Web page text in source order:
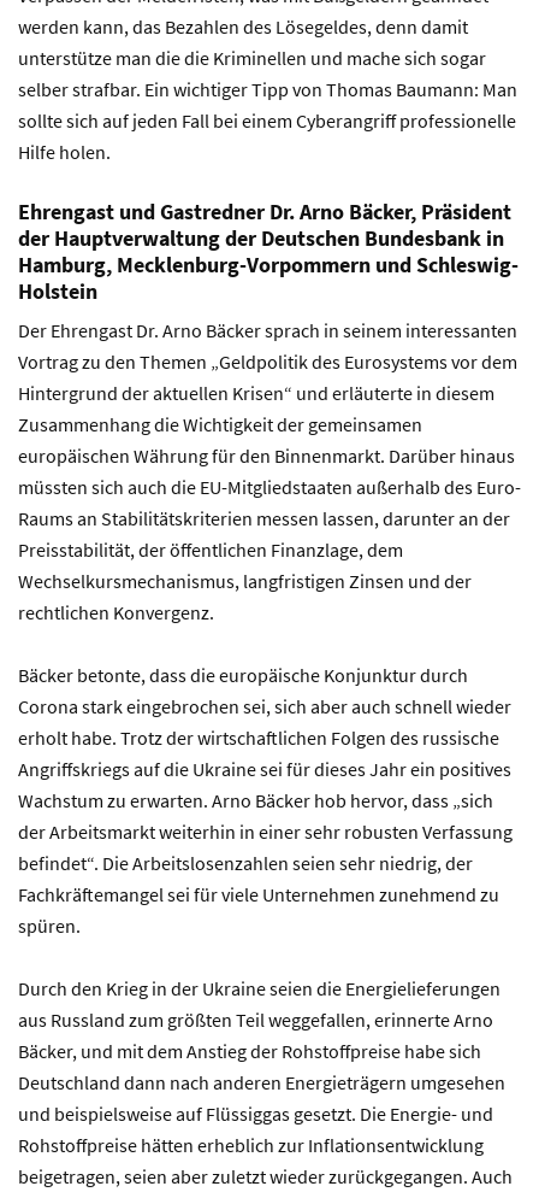
werden kann, das Bezahlen des Lösegeldes, denn damit
unterstütze man die die Kriminellen und mache sich sogar
selber strafbar. Ein wichtiger Tipp von Thomas Baumann: Man
sollte sich auf jeden Fall bei einem Cyberangriff professionelle
Hilfe holen.
Ehrengast und Gastredner Dr. Arno Bäcker, Präsident
der Hauptverwaltung der Deutschen Bundesbank in
Hamburg, Mecklenburg-Vorpommern und Schleswig-
Holstein
Der Ehrengast Dr. Arno Bäcker sprach in seinem interessanten
Vortrag zu den Themen „Geldpolitik des Eurosystems vor dem
Hintergrund der aktuellen Krisen“ und erläuterte in diesem
Zusammenhang die Wichtigkeit der gemeinsamen
europäischen Währung für den Binnenmarkt. Darüber hinaus
müssten sich auch die EU-Mitgliedstaaten außerhalb des Euro-
Raums an Stabilitätskriterien messen lassen, darunter an der
Preisstabilität, der öffentlichen Finanzlage, dem
Wechselkursmechanismus, langfristigen Zinsen und der
rechtlichen Konvergenz.
Bäcker betonte, dass die europäische Konjunktur durch
Corona stark eingebrochen sei, sich aber auch schnell wieder
erholt habe. Trotz der wirtschaftlichen Folgen des russische
Angriffskriegs auf die Ukraine sei für dieses Jahr ein positives
Wachstum zu erwarten. Arno Bäcker hob hervor, dass „sich
der Arbeitsmarkt weiterhin in einer sehr robusten Verfassung
befindet“. Die Arbeitslosenzahlen seien sehr niedrig, der
Fachkräftemangel sei für viele Unternehmen zunehmend zu
spüren.
Durch den Krieg in der Ukraine seien die Energielieferungen
aus Russland zum größten Teil weggefallen, erinnerte Arno
Bäcker, und mit dem Anstieg der Rohstoffpreise habe sich
Deutschland dann nach anderen Energieträgern umgesehen
und beispielsweise auf Flüssiggas gesetzt. Die Energie- und
Rohstoffpreise hätten erheblich zur Inflationsentwicklung
beigetragen, seien aber zuletzt wieder zurückgegangen. Auch